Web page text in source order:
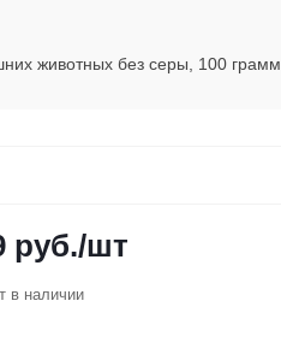
животных без серы, 100 грамм
руб./шт
в наличии